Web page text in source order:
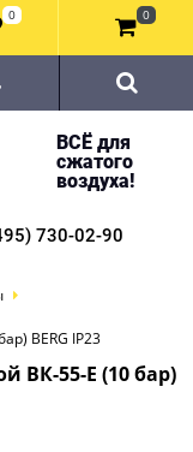
ВСЁ для
сжатого
воздуха!
730-02-90
BERG IP23
ВК-55-E (10 бар)
0 0